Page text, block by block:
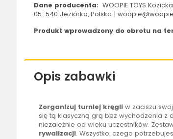
Dane producenta: WOOPIE TOYS
05-540 Jeziórko, Polska |
Produkt wprowadzony do obrotu na
Opis zabawki
Zorganizuj turniej kręgliw zaciszu
się tą klasyczną grą bez wychodzenia z
niezależnie od wieku uczestników.
rywalizacji. Wszystko, czego